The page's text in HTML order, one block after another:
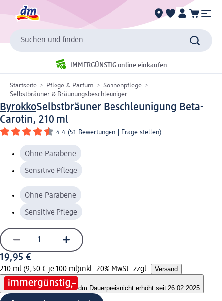
Suchen und finden
IMMERGÜNSTIG online einkaufen
Startseite Pflege & Parfum
Sonnenpflege
Selbstbräuner & Bräunungsbeschleuniger
ByrokkoSelbstbräuner Beschleunigung Beta-
Carotin, 210 ml
4.4 (51 Bewertungen Frage stellen)
Ohne Parabene
Sensitive Pflege
Ohne Parabene
Sensitive Pflege
19,95 €
210 ml (9,50 € je 100 ml)inkl. 20% MwSt. zzgl. Versand
dm Dauerpreisnicht erhöht seit 26.02.2025